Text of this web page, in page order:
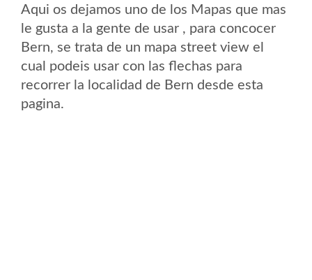
Aqui os dejamos uno de los Mapas que mas
le gusta a la gente de usar , para concocer
Bern, se trata de un mapa street view el
cual podeis usar con las flechas para
recorrer la localidad de Bern desde esta
pagina.